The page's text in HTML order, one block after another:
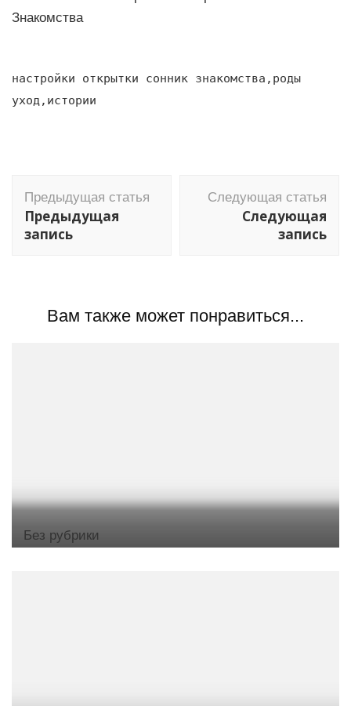
Знакомства
настройки открытки сонник знакомства,роды
уход,истории
по
записям
Предыдущая статья
Предыдущая
запись
Следующая статья
Следующая
запись
Вам также может понравиться...
Без рубрики